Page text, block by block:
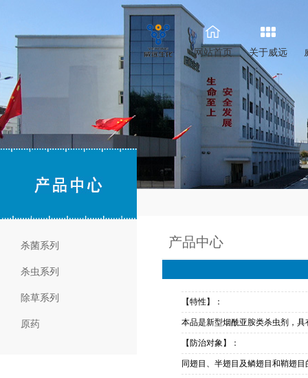
网站首页 关于威远
杀菌系列
杀虫系列
除草系列
原药
产品中心
【特性】：
本品是新型烟酰亚胺类杀虫剂，
【防治对象】：
同翅目、半翅目及鳞翅目和鞘翅